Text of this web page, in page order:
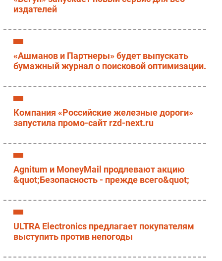
Безопасность
CIO/Управление ИТ
Гаджеты
Здоровье
РАЗДЕЛЫ
Новости
Аналитика
Интервью
Мероприятия
Проекты
IT класс
Тестовый стенд
Каталог компаний
издателей
«Ашманов и Партнеры» будет выпускать
бумажный журнал о поисковой оптимизации.
Компания «Российские железные дороги»
запустила промо-сайт rzd-next.ru
Agnitum и MoneyMail продлевают акцию
&quot;Безопасность - прежде всего&quot;
ULTRA Electronics предлагает покупателям
выступить против непогоды